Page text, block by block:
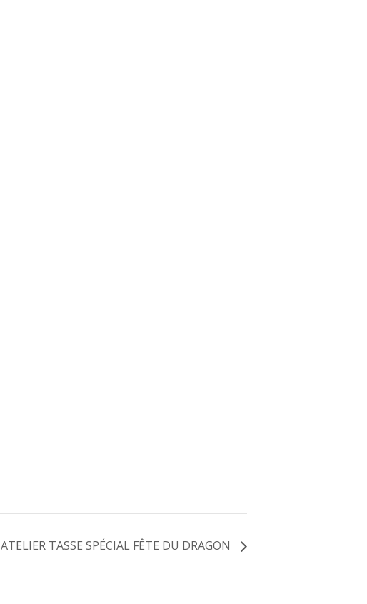
ATELIER TASSE SPÉCIAL FÊTE DU DRAGON